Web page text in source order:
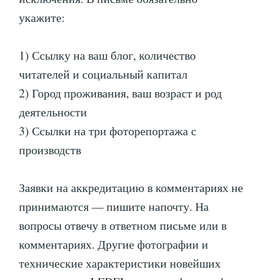
укажите:
1) Ссылку на ваш блог, количество
читателей и социальный капитал
2) Город проживания, ваш возраст и род
деятельности
3) Ссылки на три фоторепортажа с
производств
Заявки на аккредитацию в комментариях не
принимаются — пишите напочту. На
вопросы отвечу в ответном письме или в
комментариях. Другие фотографии и
технические характеристики новейших